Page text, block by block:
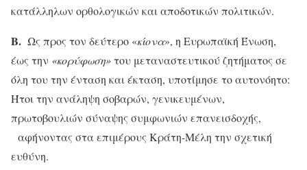
κατάλληλων ορθολογικών και αποδοτικών πολιτικών.
Β. Ως προς τον δεύτερο «κίονα», η Ευρωπαϊκή Ένωση,
έως την «κορύφωση»του μεταναστευτικού ζητήματος σε
όλη του την ένταση και έκταση, υποτίμησε το αυτονόητο:
Ήτοι την ανάληψη σοβαρών, γενικευμένων,
πρωτοβουλιών σύναψης συμφωνιών επανεισδοχής,
αφήνοντας στα επιμέρους Κράτη-Μέλη την σχετική
ευθύνη.